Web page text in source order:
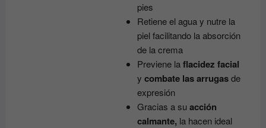
pies
Retiene el agua y nutre la
piel facilitando la absorción
de la crema
Previene laflacidez facial
ycombate las arrugasde
expresión
Gracias a suacción
calmante, la hacen ideal